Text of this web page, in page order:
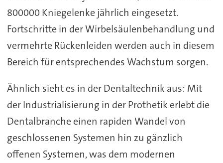
800000 Kniegelenke jährlich eingesetzt.
Fortschritte in der Wirbelsäulenbehandlung und
vermehrte Rückenleiden werden auch in diesem
Bereich für entsprechendes Wachstum sorgen.
Ähnlich sieht es in der Dentaltechnik aus: Mit
der Industrialisierung in der Prothetik erlebt die
Dentalbranche einen rapiden Wandel von
geschlossenen Systemen hin zu gänzlich
offenen Systemen, was dem modernen